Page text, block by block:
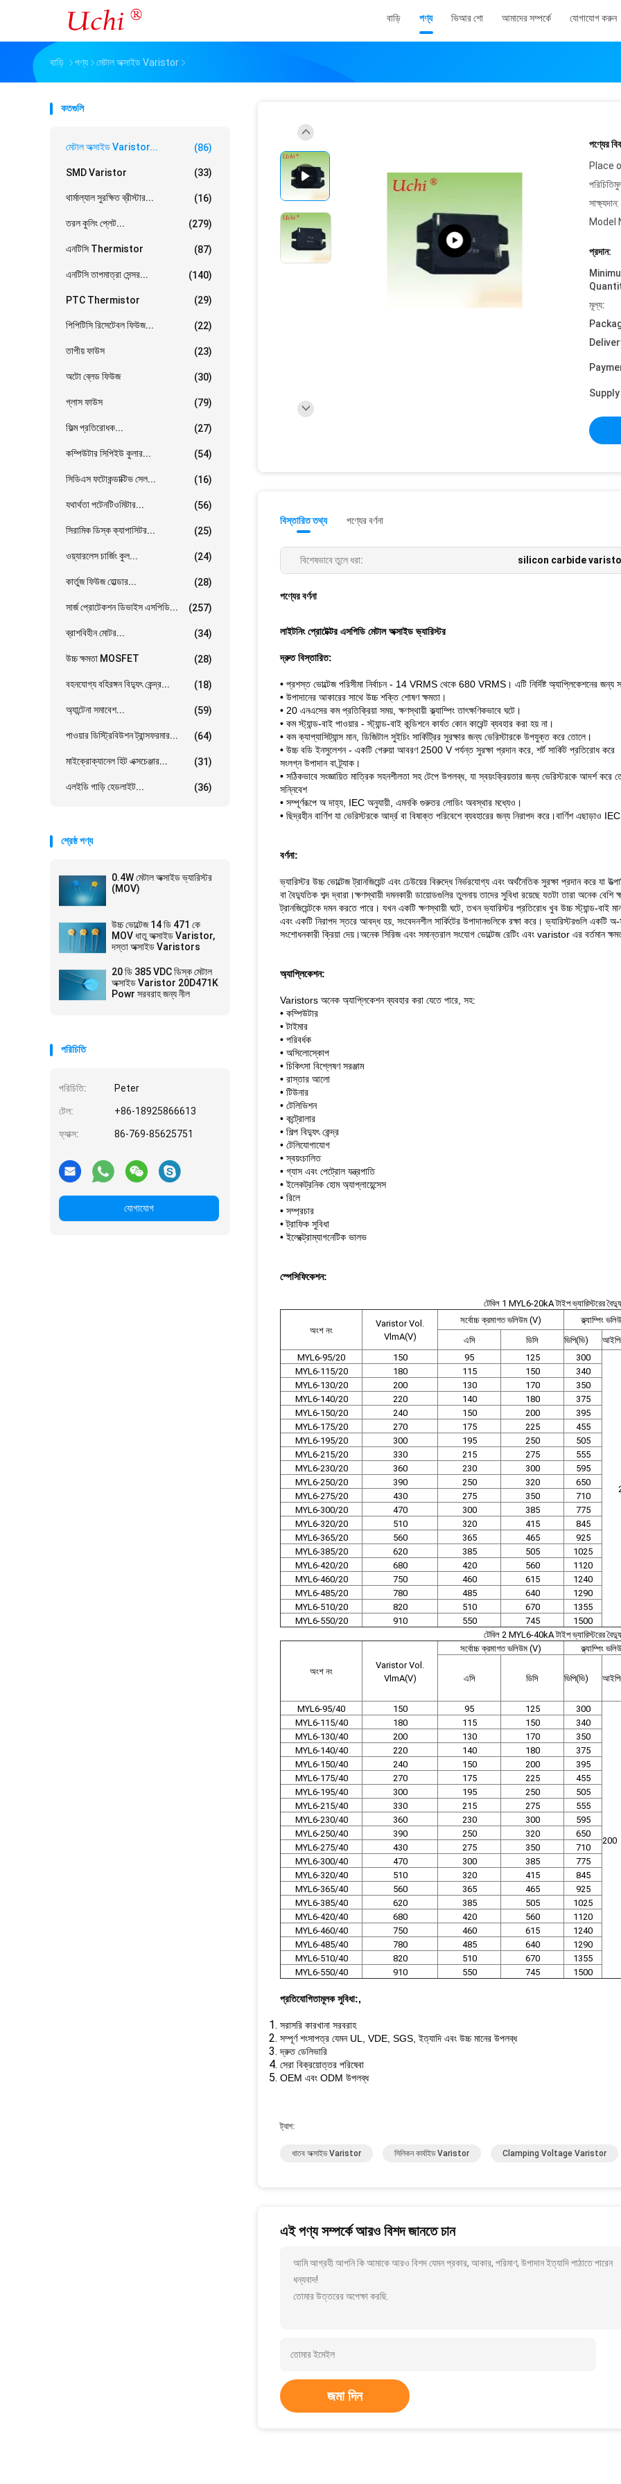
বাড়ি পণ্য ভিআর শো আমাদের সম্পর্কে যোগাযোগ করুন
বাড়ি পণ্য মেটাল অক্সাইড Varistor
কতগুলি
মেটাল অক্সাইড Varistor... (86)
SMD Varistor (33)
থার্মাল্যাল সুরক্ষিত ব্রীস্টার... (16)
তরল কুলিং প্লেট... (279)
এনটিসি Thermistor (87)
এনটিসি তাপমাত্রা সেন্সর... (140)
PTC Thermistor (29)
পিপিটিসি রিসেটেবল ফিউজ... (22)
তাপীয় ফাউস (23)
অটো ব্লেড ফিউজ (30)
গ্লাস ফাউস (79)
ফিল্ম প্রতিরোধক... (27)
কম্পিউটার সিপিইউ কুলার... (54)
সিডিএস ফটোকন্ডাক্টিভ সেল... (16)
যথার্থতা পটেনটিওমিটার... (56)
সিরামিক ডিস্ক ক্যাপাসিটর... (25)
ওয়্যারলেস চার্জিং কুল... (24)
কার্তুজ ফিউজ হোল্ডার... (28)
সার্জ প্রোটেকশন ডিভাইস এসপিডি... (257)
ব্রাশবিহীন মোটর... (34)
উচ্চ ক্ষমতা MOSFET (28)
বহনযোগ্য বহিরঙ্গন বিদ্যুৎ কেন্দ্র... (18)
অ্যান্টেনা সমাবেশ... (59)
পাওয়ার ডিস্ট্রিবিউশন ট্রান্সফরমার... (64)
মাইক্রোক্যানেল হিট এক্সচেঞ্জার... (31)
এলইডি গাড়ি হেডলাইট... (36)
শ্রেষ্ঠ পণ্য
0.4W মেটাল অক্সাইড ভ্যারিস্টর
(MOV)
উচ্চ ভোল্টেজ 14 ডি 471 কে
MOV ধাতু অক্সাইড Varistor,
দস্তা অক্সাইড Varistors
20 ডি 385 VDC ডিস্ক মেটাল
অক্সাইড Varistor 20D471K
Powr সরবরাহ জন্য নীল
পরিচিতি
পরিচিতি: Peter
টেল: +86-18925866613
ফ্যাক্স: 86-769-85625751
যোগাযোগ
পণ্যের
Place
সাক্ষ্যদান:
Model
প্রদান:
মূল্য:
বিস্তারিত তথ্য পণ্যের বর্ণনা
বিশেষভাবে তুলে ধরা: silicon carbide
পণ্যের বর্ণনা
লাইটনিং প্রোটেক্টর এসপিডি মেটাল অক্সাইড ভ্যারিস্টর
দ্রুত বিস্তারিত:
• প্রশস্ত ভোল্টেজ পরিসীমা নির্বাচন - 14 VRMS থেকে 680 VRMS। এটি নির্দিষ্ট অ্যাপ্লিকেশনের জন্য
• উপাদানের আকারের সাথে উচ্চ শক্তি শোষণ ক্ষমতা।
• 20 এনএসের কম প্রতিক্রিয়া সময়, ক্ষণস্থায়ী ক্ল্যাম্পিং তাৎক্ষণিকভাবে ঘটে।
• কম স্ট্যান্ড-বাই পাওয়ার - স্ট্যান্ড-বাই কন্ডিশনে কার্যত কোন কারেন্ট ব্যবহার করা হয় না।
• কম ক্যাপ্যাসিট্যান্স মান, ডিজিটাল সুইচিং সার্কিট্রির সুরক্ষার জন্য ভেরিস্টারকে উপযুক্ত করে তোলে।
• উচ্চ বডি ইনসুলেশন - একটি গেরুয়া আবরণ 2500 V পর্যন্ত সুরক্ষা প্রদান করে, শর্ট সার্কিট প্রতিরোধ করে
সংলগ্ন উপাদান বা ট্র্যাক।
• সঠিকভাবে সংজ্ঞায়িত মাত্রিক সহনশীলতা সহ টেপে উপলব্ধ, যা স্বয়ংক্রিয়তার জন্য ভেরিস্টরকে আদর্শ করে
সন্নিবেশ
• সম্পূর্ণরূপে অ দাহ্য, IEC অনুযায়ী, এমনকি গুরুতর লোডিং অবস্থার মধ্যেও।
• ছিদ্রহীন বার্ণিশ যা ভেরিস্টরকে আর্দ্র বা বিষাক্ত পরিবেশে ব্যবহারের জন্য নিরাপদ করে।বার্ণিশ
বর্ণনা:
ভ্যারিস্টর উচ্চ ভোল্টেজ ট্রানজিয়েন্ট এবং ঢেউয়ের বিরুদ্ধে নির্ভরযোগ্য এবং অর্থনৈতিক সুরক্ষা প্রদান করে যা
বা বৈদ্যুতিক শব্দ দ্বারা।ক্ষণস্থায়ী দমনকারী ডায়োডগুলির তুলনায় তাদের সুবিধা রয়েছে যতটা তারা অনেক
ট্রানজিয়েন্টকে দমন করতে পারে। যখন একটি ক্ষণস্থায়ী ঘটে, তখন ভ্যারিস্টর প্রতিরোধ খুব উচ্চ স্ট্যান্ড-বাই
এবং একটি নিরাপদ স্তরে আবদ্ধ হয়, সংবেদনশীল সার্কিটের উপাদানগুলিকে রক্ষা করে। ভ্যারিস্টরগুলি একটি
সংশোধনকারী ক্রিয়া দেয়।অনেক সিরিজ এবং সমান্তরাল সংযোগ ভোল্টেজ রেটিং এবং varistor এর বর্তমান
অ্যাপ্লিকেশন:
Varistors অনেক অ্যাপ্লিকেশন ব্যবহার করা যেতে পারে, সহ:
• কম্পিউটার
• টাইমার
• পরিবর্ধক
• অসিলোস্কোপ
• চিকিৎসা বিশ্লেষণ সরঞ্জাম
• রাস্তার আলো
• টিউনার
• টেলিভিশন
• কন্ট্রোলার
• শিল্প বিদ্যুৎ কেন্দ্র
• টেলিযোগাযোগ
• স্বয়ংচালিত
• গ্যাস এবং পেট্রোল যন্ত্রপাতি
• ইলেকট্রনিক হোম অ্যাপ্লায়েন্সেস
• রিলে
• সম্প্রচার
• ট্রাফিক সুবিধা
• ইলেক্ট্রোম্যাগনেটিক ভালভ
স্পেসিফিকেশন:
টেবিল 1 MYL6-20kA টাইপ ভ্যারিস্টরের
অংশ নং
Varistor Vol.
VlmA(V)
সর্বোচ্চ ক্রমাগত ভলিউম (V) ক্ল্যাম্পিং
এসি ডিসি ভিপি(ভি)
MYL6-95/20
150 95 125 300
MYL6-115/20 180 115 150
340
MYL6-130/20
200 130 170
350
MYL6-140/20
220 140 180
375
MYL6-150/20
240 150 200
395
MYL6-175/20
270 175 225
455
MYL6-195/20
300 195 250
505
MYL6-215/20
330 215 275
555
MYL6-230/20
360 230 300
595
MYL6-250/20
390 250 320
650
MYL6-275/20
430 275 350
710
MYL6-300/20
470 300 385
775
MYL6-320/20
510 320 415
845
MYL6-365/20
560 365 465
925
MYL6-385/20
620 385 505
1025
MYL6-420/20
680 420 560
1120
MYL6-460/20
750 460 615
1240
MYL6-485/20
780 485 640
1290
MYL6-510/20
820 510 670
1355
MYL6-550/20
910 550 745
1500
টেবিল 2 MYL6-40kA টাইপ ভ্যারিস্টরের
অংশ নং
Varistor Vol.
VlmA(V)
সর্বোচ্চ ক্রমাগত ভলিউম (V)
ক্ল্যাম্পিং
এসি ডিসি ভিপি(ভি)
MYL6-95/40 150 95 125 300
200
MYL6-115/40 180 115 150
340
MYL6-130/40
200 130 170
350
MYL6-140/40
220 140 180
375
MYL6-150/40
240 150 200
395
MYL6-175/40
270 175 225
455
MYL6-195/40
300 195 250
505
MYL6-215/40
330 215 275
555
MYL6-230/40 360 230 300
595
MYL6-250/40
390 250 320
650
MYL6-275/40
430 275 350
710
MYL6-300/40
470 300 385
775
MYL6-320/40
510 320 415
845
MYL6-365/40
560 365 465
925
MYL6-385/40
620 385 505
1025
MYL6-420/40 680 420 560
1120
MYL6-460/40 750 460 615
1240
MYL6-485/40 780 485 640
1290
MYL6-510/40 820 510 670
1355
MYL6-550/40
910 550 745 1500
প্রতিযোগিতামূলক সুবিধা:,
সরাসরি কারখানা সরবরাহ
সম্পূর্ণ শংসাপত্র যেমন UL, VDE, SGS, ইত্যাদি এবং উচ্চ মানের উপলব্ধ
দ্রুত ডেলিভারি
সেরা বিক্রয়োত্তর পরিষেবা
OEM এবং ODM উপলব্ধ
ট্যাগ:
ধাতব অক্সাইড Varistor সিলিকন কার্বাইড Varistor Clamping Voltage Varistor
এই পণ্য সম্পর্কে আরও বিশদ জানতে চান
আমি আগ্রহী আপনি কি আমাকে আরও বিশদ যেমন প্রকার, আকার, পরিমাণ, উপাদান ইত্যাদি পাঠাতে পারেন
ধন্যবাদ!
তোমার উত্তরের অপেক্ষা করছি.
জমা দিন